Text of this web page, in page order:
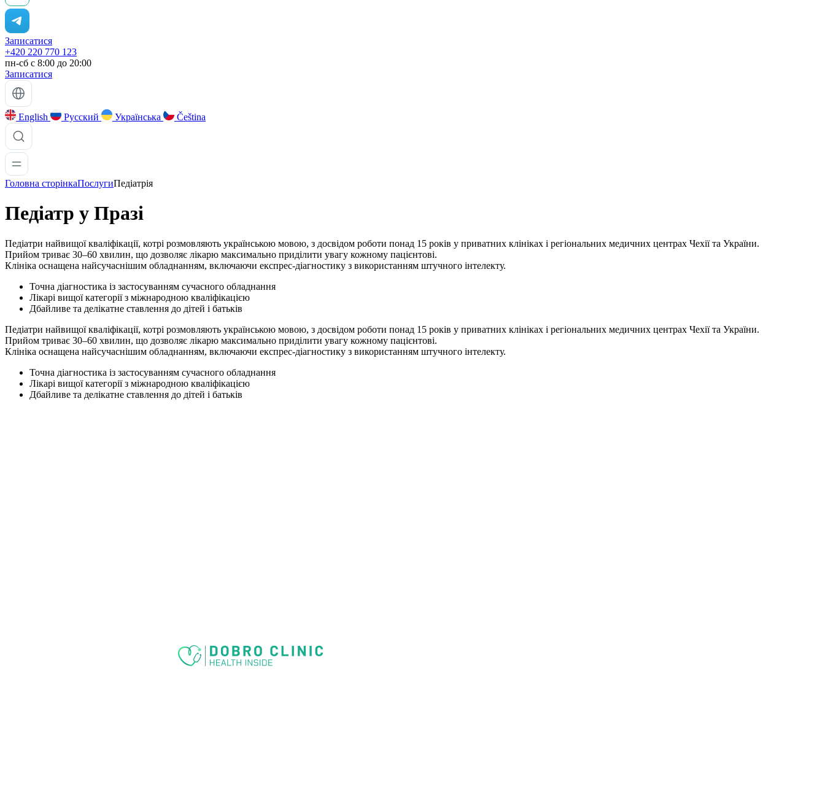
Записатися
+420 220 770 123
пн-сб с 8:00 до 20:00
Записатися
English Русский Українська Čeština
Головна сторінкаПослугиПедіатрія
Педіатр у Празі
Педіатри найвищої кваліфікації, котрі розмовляють українською мовою, з досвідом роботи понад 15 років у приватних клініках і регіональних медичних центрах Чехії та України.
Прийом триває 30–60 хвилин, що дозволяє лікарю максимально приділити увагу кожному пацієнтові.
Клініка оснащена найсучаснішим обладнанням, включаючи експрес-діагностику з використанням штучного інтелекту.
Точна діагностика із застосуванням сучасного обладнання
Лікарі вищої категорії з міжнародною кваліфікацією
Дбайливе та делікатне ставлення до дітей і батьків
Педіатри найвищої кваліфікації, котрі розмовляють українською мовою, з досвідом роботи понад 15 років у приватних клініках і регіональних медичних центрах Чехії та України.
Прийом триває 30–60 хвилин, що дозволяє лікарю максимально приділити увагу кожному пацієнтові.
Клініка оснащена найсучаснішим обладнанням, включаючи експрес-діагностику з використанням штучного інтелекту.
Точна діагностика із застосуванням сучасного обладнання
Лікарі вищої категорії з міжнародною кваліфікацією
Дбайливе та делікатне ставлення до дітей і батьків